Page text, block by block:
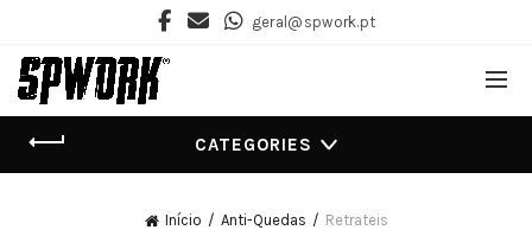
geral@spwork.pt
CATEGORIES
Início Anti-Quedas Retrateis